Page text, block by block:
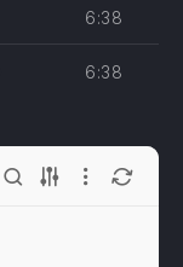
6:38
6:38